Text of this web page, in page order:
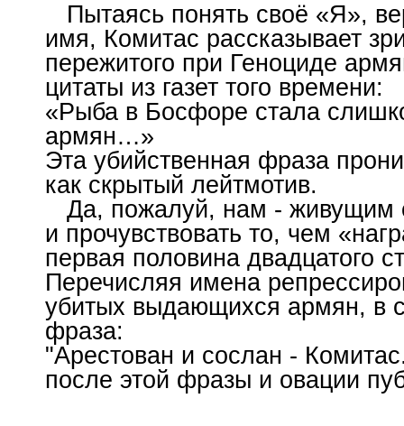
Пытаясь понять своё «Я»,
имя, Комитас рассказывает
пережитого при Геноциде
цитаты из газет того времени:
«Рыба в Босфоре стала
армян…»
Эта убийственная фраза
как скрытый лейтмотив.
Да, пожалуй, нам - живущим
и прочувствовать то, чем
первая половина двадцатого
Перечисляя имена
убитых выдающихся армян, в
фраза:
"Арестован и сослан -
после этой фразы и овации